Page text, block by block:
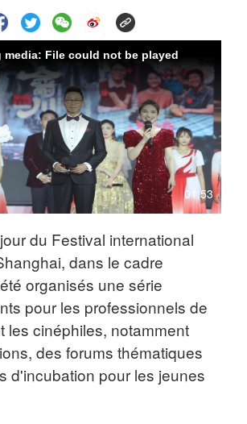
media: File could not be played
01:53
du Festival international
dans le cadre
organisés une série
pour les professionnels de
les cinéphiles, notamment
des forums thématiques
d'incubation pour les jeunes